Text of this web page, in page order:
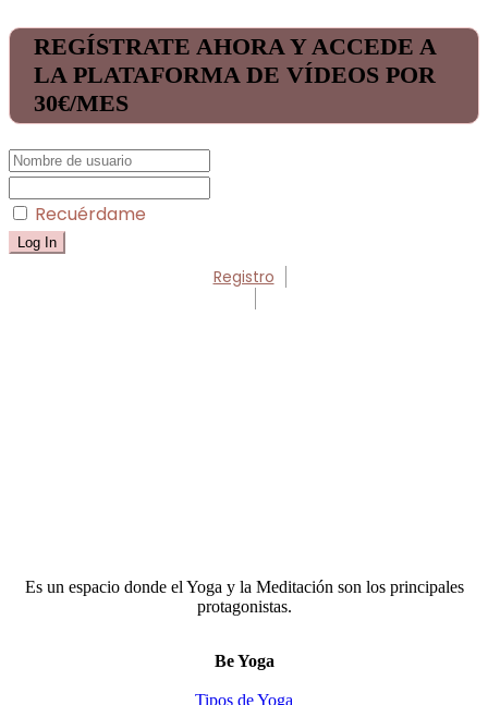
REGÍSTRATE AHORA Y ACCEDE A
LA PLATAFORMA DE VÍDEOS POR
30€/MES
Recuérdame
Registro
Es un espacio donde el Yoga y la Meditación son los principales
protagonistas.
Be Yoga
Tipos de Yoga